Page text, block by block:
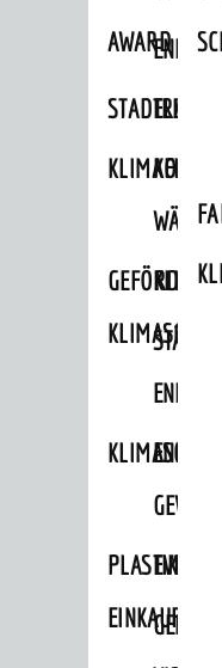
AWARD
STADTRADELN
KLIMAFIT
GEFÖRDERTE
GEWERBE
EVENTS